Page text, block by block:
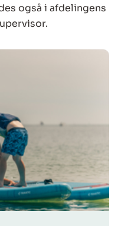
også i afdelingens